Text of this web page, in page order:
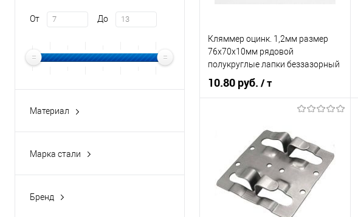
От До
Материал
Марка стали
Бренд
Кляммер оцинк. 1,2мм размер
76х70х10мм рядовой
полукруглые лапки беззазорный
10.80 руб. / т
В корзину
Купить в 1 клик
Сравнение
В избранное
Под заказ